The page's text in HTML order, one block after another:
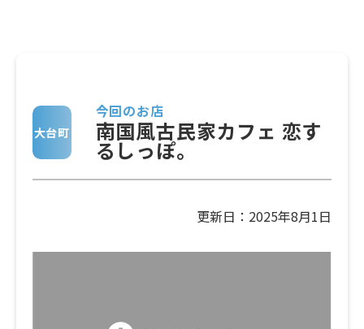
大台町
今回のお店
南国風古民家カフェ 恋す
るしっぽ。
更新日：2025年8月1日